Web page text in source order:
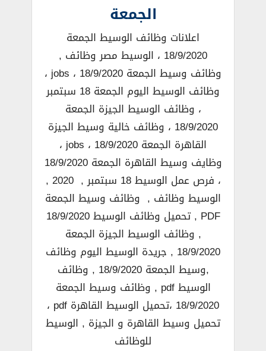
الجمعة
اعلانات وظائف الوسيط الجمعة
18/9/2020 ، الوسيط مصر وظائف ,
وظائف وسيط الجمعة 18/9/2020 ، jobs ،
وظائف الوسيط اليوم الجمعة 18 سبتمبر
، وظائف الوسيط الجيزة الجمعة
18/9/2020 ، وظائف خالية وسيط الجيزة
القاهرة الجمعة 18/9/2020 ، jobs ،
وظايف وسيط القاهرة الجمعة 18/9/2020
، فرص عمل الوسيط 18 سبتمبر , 2020 ,
الوسيط وظائف , وظائف وسيط الجمعة
PDF , تحميل وظائف الوسيط 18/9/2020
, وظائف الوسيط الجيزة الجمعة
18/9/2020 , جريدة الوسيط اليوم وظائف
,وسيط الجمعة 18/9/2020 , وظائف
الوسيط pdf , وظائف وسيط الجمعة
18/9/2020 ،تحميل الوسيط القاهرة pdf ،
تحميل وسيط القاهرة و الجيزة , الوسيط
للوظائف